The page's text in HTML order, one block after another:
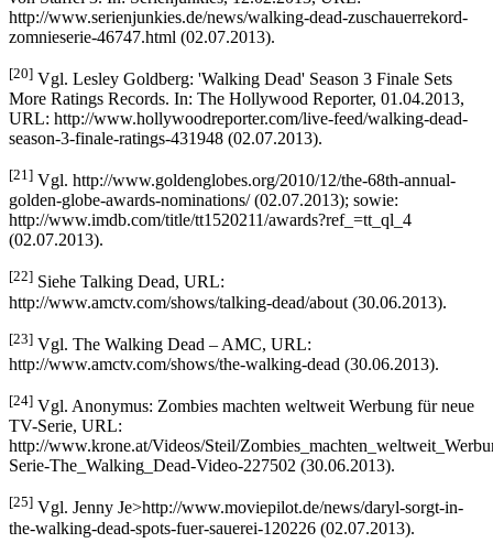
http://www.serienjunkies.de/news/walking-dead-zuschauerrekord-
zomnieserie-46747.html (02.07.2013).
[20] Vgl. Lesley Goldberg: 'Walking Dead' Season 3 Finale Sets
More Ratings Records. In: The Hollywood Reporter, 01.04.2013,
URL: http://www.hollywoodreporter.com/live-feed/walking-dead-
season-3-finale-ratings-431948 (02.07.2013).
[21] Vgl. http://www.goldenglobes.org/2010/12/the-68th-annual-
golden-globe-awards-nominations/ (02.07.2013); sowie:
http://www.imdb.com/title/tt1520211/awards?ref_=tt_ql_4
(02.07.2013).
[22] Siehe Talking Dead, URL:
http://www.amctv.com/shows/talking-dead/about (30.06.2013).
[23] Vgl. The Walking Dead – AMC, URL:
http://www.amctv.com/shows/the-walking-dead (30.06.2013).
[24] Vgl. Anonymus: Zombies machten weltweit Werbung für neue
TV-Serie, URL:
http://www.krone.at/Videos/Steil/
Serie-The_Walking_Dead-Video-227502 (30.06.2013).
[25] Vgl. Jenny Je>http://www.moviepilot.de/news/daryl-sorgt-in-
the-walking-dead-spots-fuer-sauerei-120226 (02.07.2013).